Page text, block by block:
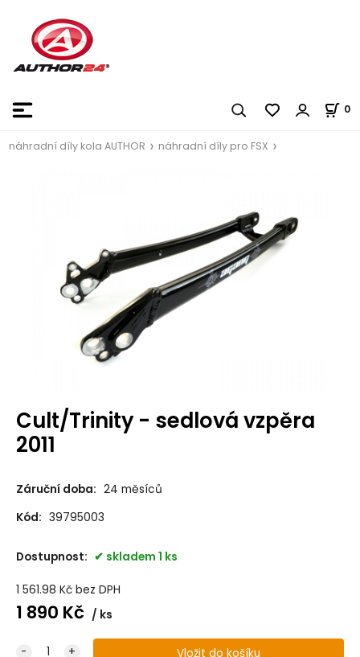
0
náhradní díly kola AUTHOR náhradní díly pro FSX
Cult/Trinity - sedlová vzpěra
2011
Záruční doba: 24 měsíců
Kód: 39795003
Dostupnost: skladem 1 ks
1 561.98 Kč bez DPH
1 890 Kč ks